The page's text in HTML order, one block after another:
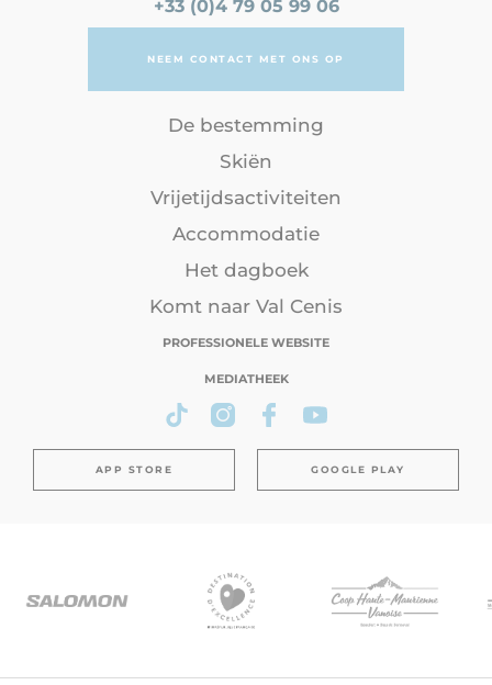
+33 (0)4 79 05 99 06
NEEM CONTACT MET ONS OP
De bestemming
Skiën
Vrijetijdsactiviteiten
Accommodatie
Het dagboek
Komt naar Val Cenis
PROFESSIONELE WEBSITE
MEDIATHEEK
APP STORE GOOGLE PLAY